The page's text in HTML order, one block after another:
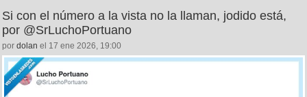
Si con el número a la vista no la llaman, jodido está,
por @SrLuchoPortuano
por dolan el 17 ene 2026, 19:00